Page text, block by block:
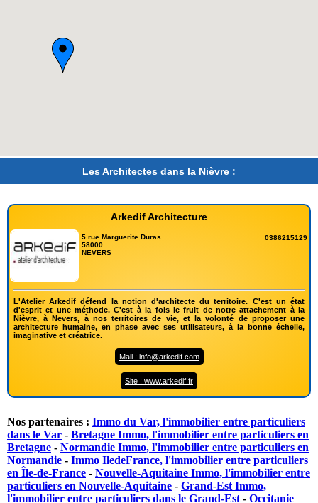
Les Architectes dans la Nièvre :
Arkedif Architecture
5 rue Marguerite Duras
58000
NEVERS
0386215129
L'Atelier Arkedif défend la notion d'architecte du territoire. C'est un état
d'esprit et une méthode. C'est à la fois le fruit de notre attachement à la
Nièvre, à Nevers, à nos territoires de vie, et la volonté de proposer une
architecture humaine, en phase avec ses utilisateurs, à la bonne échelle,
imaginative et créatrice.
Mail : info@arkedif.com
Site : www.arkedif.fr
Nos partenaires : Immo du Var, l'immobilier entre particuliers
dans le Var - Bretagne Immo, l'immobilier entre particuliers en
Bretagne - Normandie Immo, l'immobilier entre particuliers en
Normandie - Immo IledeFrance, l'immobilier entre particuliers
en Île-de-France - Nouvelle-Aquitaine Immo, l'immobilier entre
particuliers en Nouvelle-Aquitaine - Grand-Est Immo,
l'immobilier entre particuliers dans le Grand-Est - Occitanie